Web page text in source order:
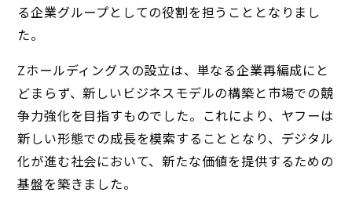
る企業グループとしての役割を担うこととなりまし
た。
Zホールディングスの設立は、単なる企業再編成にと
どまらず、新しいビジネスモデルの構築と市場での競
争力強化を目指すものでした。これにより、ヤフーは
新しい形態での成長を模索することとなり、デジタル
化が進む社会において、新たな価値を提供するための
基盤を築きました。